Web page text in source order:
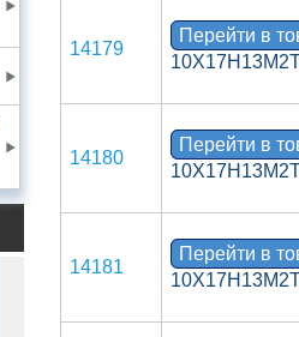
14179
Перейти в
14180
Перейти в
14181
Перейти в